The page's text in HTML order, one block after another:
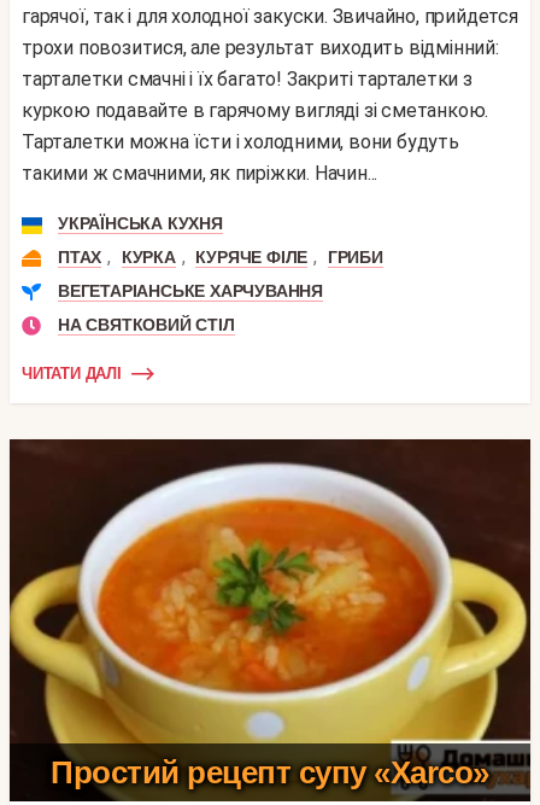
гарячої, так і для холодної закуски. Звичайно, прийдется
трохи повозитися, але результат виходить відмінний:
тарталетки смачні і їх багато! Закриті тарталетки з
куркою подавайте в гарячому вигляді зі сметанкою.
Тарталетки можна їсти і холодними, вони будуть
такими ж смачними, як пиріжки. Начин...
УКРАЇНСЬКА КУХНЯ
ПТАХ , КУРКА , КУРЯЧЕ ФІЛЕ ,
ГРИБИ
ВЕГЕТАРІАНСЬКЕ ХАРЧУВАННЯ
НА СВЯТКОВИЙ СТІЛ
ЧИТАТИ ДАЛІ
Простий рецепт супу «Xarco»